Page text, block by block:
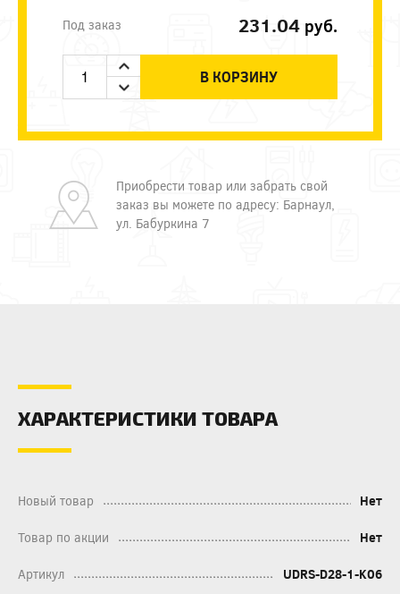
Под заказ 231.04 руб.
В КОРЗИНУ
Приобрести товар или забрать свой
заказ вы можете по адресу: Барнаул,
ул. Бабуркина 7
ХАРАКТЕРИСТИКИ ТОВАРА
Новый товар Нет
Товар по акции Нет
Артикул UDRS-D28-1-K06